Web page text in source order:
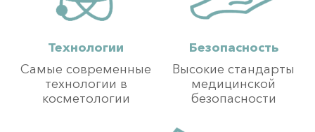
Технологии
Самые современные
технологии в
косметологии
Безопасность
Высокие стандарты
медицинской
безопасности